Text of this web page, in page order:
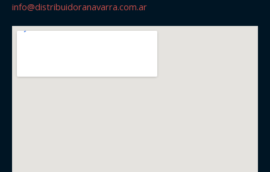
info@distribuidoranavarra.com.ar